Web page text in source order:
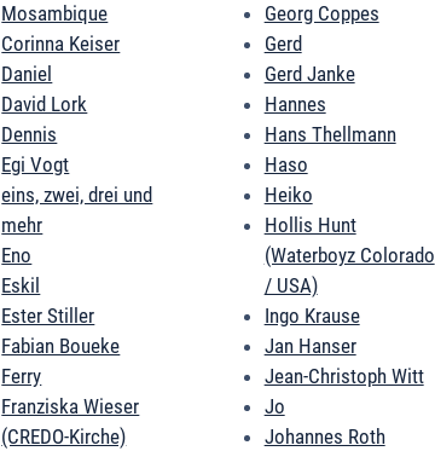
Mosambique
Corinna Keiser
Daniel
David Lork
Dennis
Egi Vogt
eins, zwei, drei und
mehr
Eno
Eskil
Ester Stiller
Fabian Boueke
Ferry
Franziska Wieser
(CREDO-Kirche)
Georg Coppes
Gerd
Gerd Janke
Hannes
Hans Thellmann
Haso
Heiko
Hollis Hunt
(Waterboyz Colorado
/ USA)
Ingo Krause
Jan Hanser
Jean-Christoph Witt
Jo
Johannes Roth